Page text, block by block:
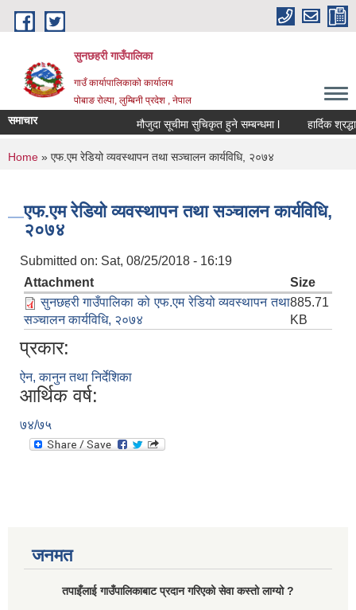
Skip to main content
सुनछहरी गाउँपालिका
गाउँ कार्यापालिकाको कार्यालय
पोबाङ रोल्पा, लुम्बिनी प्रदेश , नेपाल
समाचार मौजुदा सूचीमा सुचिकृत हुने सम्बन्धमा l हार्दिक
You are here
Home » एफ.एम रेडियो व्यवस्थापन तथा सञ्चालन कार्यविधि, २०७४
एफ.एम रेडियो व्यवस्थापन तथा सञ्चालन कार्यविधि,
२०७४
Submitted on: Sat, 08/25/2018 - 16:19
Attachment
Size
सुनछहरी गाउँपालिका को एफ.एम रेडियो व्यवस्थापन तथा
सञ्चालन कार्यविधि, २०७४
885.71
KB
प्रकार:
ऐन, कानुन तथा निर्देशिका
आर्थिक वर्ष:
७४/७५
जनमत
तपाइँलाई गाउँपालिकाबाट प्रदान गरिएको सेवा कस्तो लाग्यो ?